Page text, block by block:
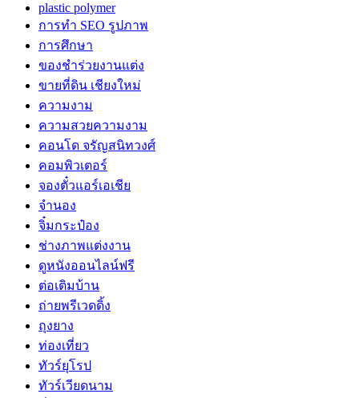
plastic polymer
การทำ SEO รูปภาพ
การศึกษา
ของชำร่วยงานแต่ง
ขายที่ดิน เชียงใหม่
ความงาม
ความสวยความงาม
คอนโด จรัญสนิทวงศ์
คอมพิวเตอร์
จองตั๋วแอร์เอเชีย
จำนอง
จิ๋มกระป๋อง
ช่างภาพแต่งงาน
ดูหนังออนไลน์ฟรี
ต่อเติมบ้าน
ถ่ายพรีเวดดิ้ง
ถุงยาง
ท่องเที่ยว
ทัวร์ยุโรป
ทัวร์เวียดนาม